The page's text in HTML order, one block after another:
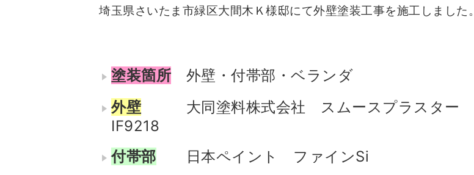
埼玉県さいたま市緑区大間木Ｋ様邸にて外壁塗装工事を施工しました。
塗装箇所 外壁・付帯部・ベランダ
外壁
大同塗料株式会社 スムースプラスター
IF9218
付帯部
日本ペイント ファインSi